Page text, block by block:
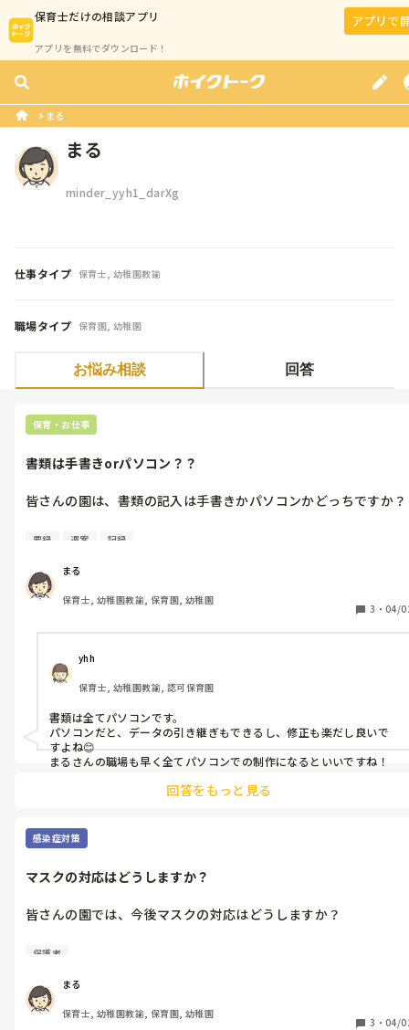
保育士だけの相談アプリ
アプリを無料でダウンロード！
アプリで
まる
まる
minder_yyh1_darXg
仕事タイプ 保育士, 幼稚園教諭
職場タイプ 保育園, 幼稚園
お悩み相談 回答
保育・お仕事
書類は手書きorパソコン？？
皆さんの園は、書類の記入は手書きかパソコンかどっちですか？
私の園は昨年度から少しずつパソコンになりました！
ただ週案などはまだてがきですが💦
要録 週案 記録
まる
保育士, 幼稚園教諭, 保育園, 幼稚園
3 ・ 04/
yhh
保育士, 幼稚園教諭, 認可保育園
書類は全てパソコンです。
パソコンだと、データの引き継ぎもできるし、修正も楽だし良いで
すよね😊
まるさんの職場も早く全てパソコンでの制作になるといいですね！
回答をもっと見る
感染症対策
マスクの対応はどうしますか？
皆さんの園では、今後マスクの対応はどうしますか？
私の園では、
には各自入れておいてもらう。
子どもは基本的に着用をお願いする
職員は着用する
保護者
まる
保育士, 幼稚園教諭, 保育園, 幼稚園
3 ・ 04/